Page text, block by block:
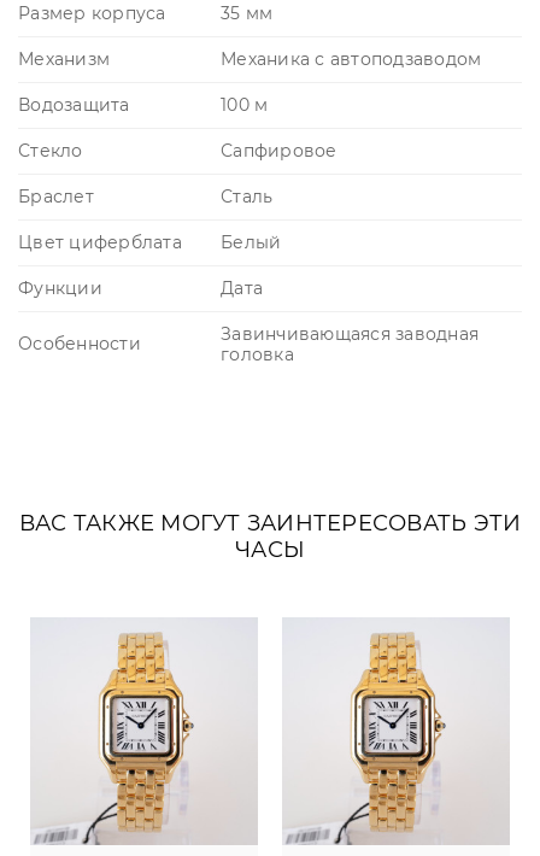
Размер корпуса 35 мм
Механизм Механика с автоподзаводом
Водозащита 100 м
Стекло Сапфировое
Браслет Сталь
Цвет циферблата Белый
Функции Дата
Особенности
Завинчивающаяся заводная
головка
ВАС ТАКЖЕ МОГУТ ЗАИНТЕРЕСОВАТЬ ЭТИ
ЧАСЫ